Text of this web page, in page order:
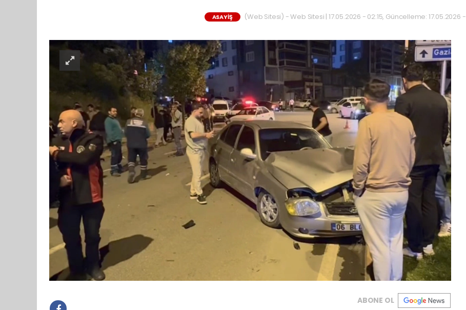
ASAYIŞ (Web Sitesi) - Web Sitesi | 17.05.2026 - 02:15, Güncelleme: 17.05.2026
ABONE OL